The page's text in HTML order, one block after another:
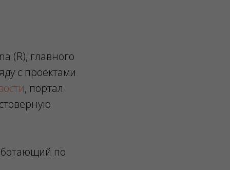
(R), главного
с проектами
, портал
по